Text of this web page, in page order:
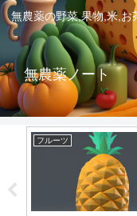
無農薬の野菜,果物,米,お
無農薬ノート
フルーツ